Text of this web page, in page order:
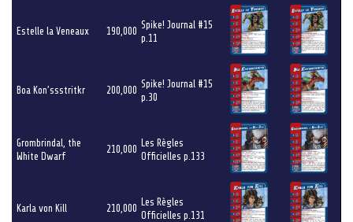
Estelle la Veneaux 190,000
Spike! Journal #15
p.11
Boa Kon’ssstritkr 200,000
Spike! Journal #15
p.30
Grombrindal, the
White Dwarf
210,000
Les Règles
Officielles p.133
Karla von Kill 210,000
Les Règles
Officielles p.131